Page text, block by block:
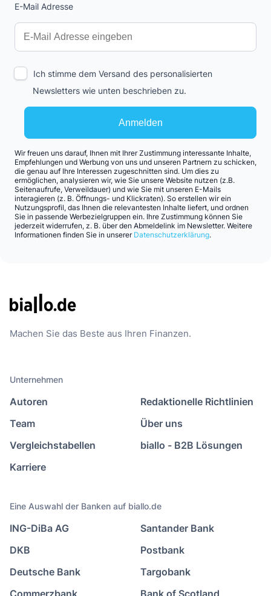
E-Mail Adresse
Interests
Amount
Anmelden
Ich stimme dem Versand des personalisierten
Newsletters wie unten beschrieben zu.
Wir freuen uns darauf, Ihnen mit Ihrer Zustimmung interessante Inhalte,
Empfehlungen und Werbung von uns und unseren Partnern zu schicken,
die genau auf Ihre Interessen zugeschnitten sind. Um dies zu
ermöglichen, analysieren wir, wie Sie unsere Website nutzen (z.B.
Seitenaufrufe, Verweildauer) und wie Sie mit unseren E-Mails
interagieren (z. B. Öffnungs- und Klickraten). So erstellen wir ein
Nutzungsprofil, das Ihnen die relevantesten Inhalte liefert, und ordnen
Sie in passende Werbezielgruppen ein. Ihre Zustimmung können Sie
jederzeit widerrufen, z. B. über den Abmeldelink im Newsletter. Weitere
Informationen finden Sie in unserer Datenschutzerklärung.
Machen Sie das Beste aus Ihren Finanzen.
Unternehmen
Autoren
Team
Vergleichstabellen
Karriere
Redaktionelle Richtlinien
Über uns
biallo - B2B Lösungen
Eine Auswahl der Banken auf biallo.de
ING-DiBa AG
DKB
Deutsche Bank
Commerzbank
Santander Bank
Postbank
Targobank
Bank of Scotland